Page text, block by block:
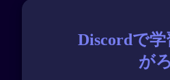
Discordで
が